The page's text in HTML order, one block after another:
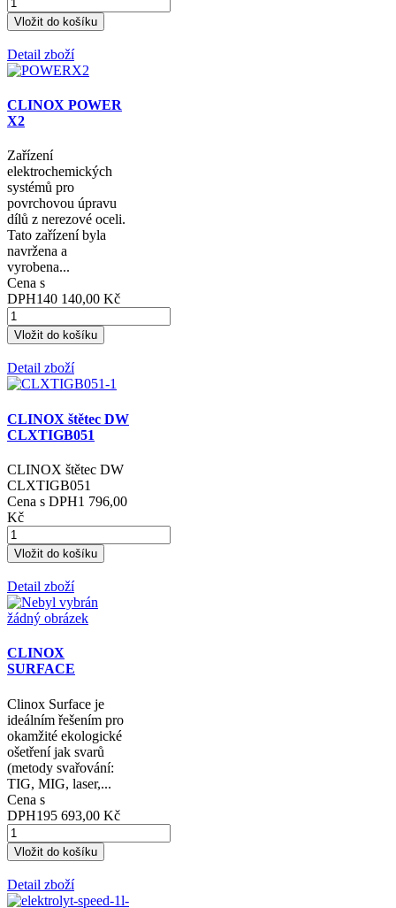
Detail zboží
CLINOX POWER
X2
Zařízení
elektrochemických
systémů pro
povrchovou úpravu
dílů z nerezové oceli.
Tato zařízení byla
navržena a
vyrobena...
Cena s
DPH140 140,00 Kč
Detail zboží
CLINOX štětec DW
CLXTIGB051
CLINOX štětec DW
CLXTIGB051
Cena s DPH1 796,00
Kč
Detail zboží
CLINOX
SURFACE
Clinox Surface je
ideálním řešením pro
okamžité ekologické
ošetření jak svarů
(metody svařování:
TIG, MIG, laser,...
Cena s
DPH195 693,00 Kč
Detail zboží